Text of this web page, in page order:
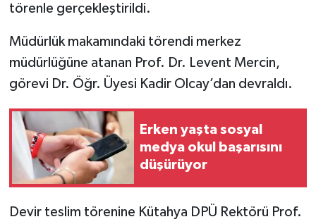
törenle gerçekleştirildi.
Müdürlük makamındaki törendi merkez
müdürlüğüne atanan Prof. Dr. Levent Mercin,
görevi Dr. Öğr. Üyesi Kadir Olcay’dan devraldı.
Erken yaşta sosyal
medya okul başarısını
düşürüyor
Devir teslim törenine Kütahya DPÜ Rektörü Prof.
Kültür Sanat
Kütahya
Magazin
Otomobil